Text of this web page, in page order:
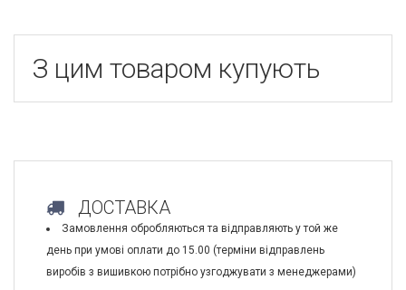
З цим товаром купують
ДОСТАВКА
Замовлення обробляються та відправляють у той же
день при умові оплати до 15.00 (терміни відправлень
виробів з вишивкою потрібно узгоджувати з менеджерами)